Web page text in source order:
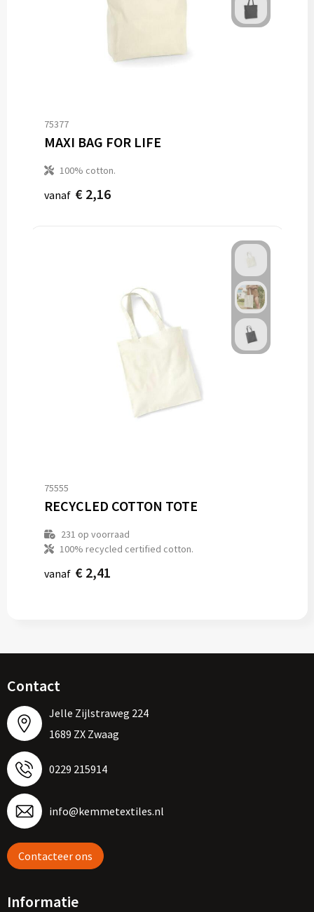
75377
MAXI BAG FOR LIFE
100% cotton.
vanaf € 2,16
75555
RECYCLED COTTON TOTE
231 op voorraad
100% recycled certified cotton.
vanaf € 2,41
Contact
Jelle Zijlstraweg 224
1689 ZX Zwaag
0229 215914
info@kemmetextiles.nl
Contacteer ons
Informatie